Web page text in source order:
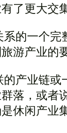
了更大交
的一个完
游产业的
产业链或
落，或者
休闲产业